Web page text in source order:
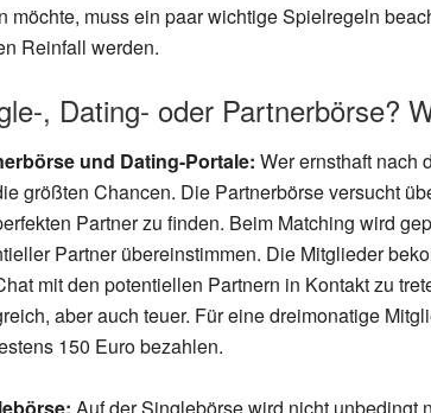
möchte, muss ein paar wichtige Spielregeln
Reinfall werden.
, Dating- oder Partnerbörse?
und Dating-Portale: Wer ernsthaft nach
größten Chancen. Die Partnerbörse versucht
Partner zu finden. Beim Matching wird
Partner übereinstimmen. Die Mitglieder
mit den potentiellen Partnern in Kontakt zu
aber auch teuer. Für eine dreimonatige
150 Euro bezahlen.